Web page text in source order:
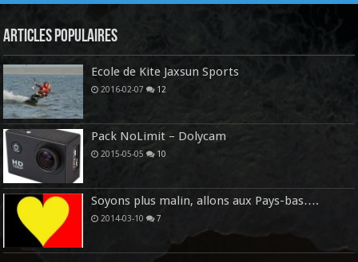
Articles Populaires
Ecole de Kite Jaxsun Sports
2016-02-07 12
Pack NoLimit – Dolycam
2015-05-05 10
Soyons plus malin, allons aux Pays-bas….
2014-03-10 7